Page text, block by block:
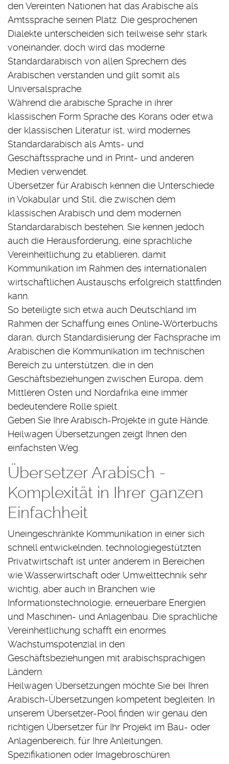
den Vereinten Nationen hat das Arabische als
Amtssprache seinen Platz. Die gesprochenen
Dialekte unterscheiden sich teilweise sehr stark
voneinander, doch wird das moderne
Standardarabisch von allen Sprechern des
Arabischen verstanden und gilt somit als
Universalsprache.
Während die arabische Sprache in ihrer
klassischen Form Sprache des Korans oder etwa
der klassischen Literatur ist, wird modernes
Standardarabisch als Amts- und
Geschäftssprache und in Print- und anderen
Medien verwendet.
Übersetzer für Arabisch kennen die Unterschiede
in Vokabular und Stil, die zwischen dem
klassischen Arabisch und dem modernen
Standardarabisch bestehen. Sie kennen jedoch
auch die Herausforderung, eine sprachliche
Vereinheitlichung zu etablieren, damit
Kommunikation im Rahmen des internationalen
wirtschaftlichen Austauschs erfolgreich stattfinden
kann.
So beteiligte sich etwa auch Deutschland im
Rahmen der Schaffung eines Online-Wörterbuchs
daran, durch Standardisierung der Fachsprache im
Arabischen die Kommunikation im technischen
Bereich zu unterstützen, die in den
Geschäftsbeziehungen zwischen Europa, dem
Mittleren Osten und Nordafrika eine immer
bedeutendere Rolle spielt.
Geben Sie Ihre Arabisch-Projekte in gute Hände.
Heilwagen Übersetzungen zeigt Ihnen den
einfachsten Weg.
Übersetzer Arabisch -
Komplexität in Ihrer ganzen
Einfachheit
Uneingeschränkte Kommunikation in einer sich
schnell entwickelnden, technologiegestützten
Privatwirtschaft ist unter anderem in Bereichen
wie Wasserwirtschaft oder Umwelttechnik sehr
wichtig, aber auch in Branchen wie
Informationstechnologie, erneuerbare Energien
und Maschinen- und Anlagenbau. Die sprachliche
Vereinheitlichung schafft ein enormes
Wachstumspotenzial in den
Geschäftsbeziehungen mit arabischsprachigen
Ländern.
Heilwagen Übersetzungen möchte Sie bei Ihren
Arabisch-Übersetzungen kompetent begleiten. In
unserem Übersetzer-Pool finden wir genau den
richtigen Übersetzer für Ihr Projekt im Bau- oder
Anlagenbereich, für Ihre Anleitungen,
Spezifikationen oder Imagebroschüren.